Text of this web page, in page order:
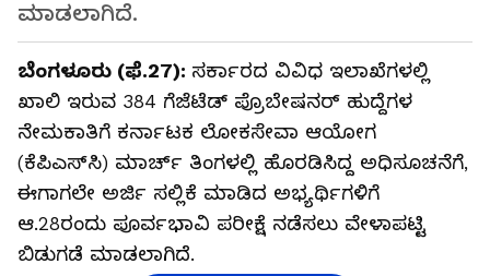
ಮಾಡಲಾಗಿದೆ.
ಬೆಂಗಳೂರು (ಫೆ.27): ಸರ್ಕಾರದ ವಿವಿಧ ಇಲಾಖೆಗಳಲ್ಲಿ
ಖಾಲಿ ಇರುವ 384 ಗೆಜೆಟೆಡ್ ಪ್ರೊಬೇಷನರ್ ಹುದ್ದೆಗಳ
ನೇಮಕಾತಿಗೆ ಕರ್ನಾಟಕ ಲೋಕಸೇವಾ ಆಯೋಗ
(ಕೆಪಿಎಸ್‌ಸಿ) ಮಾರ್ಚ್‌ ತಿಂಗಳಲ್ಲಿ ಹೊರಡಿಸಿದ್ದ ಅಧಿಸೂಚನೆಗೆ,
ಈಗಾಗಲೇ ಅರ್ಜಿ ಸಲ್ಲಿಕೆ ಮಾಡಿದ ಅಭ್ಯರ್ಥಿಗಳಿಗೆ
ಆ.28ರಂದು ಪೂರ್ವಭಾವಿ ಪರೀಕ್ಷೆ ನಡೆಸಲು ವೇಳಾಪಟ್ಟಿ
ಬಿಡುಗಡೆ ಮಾಡಲಾಗಿದೆ.